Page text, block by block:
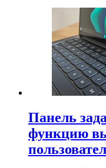
Панель
функцию